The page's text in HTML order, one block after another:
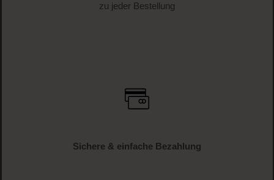
zu jeder Bestellung
Sichere & einfache Bezahlung